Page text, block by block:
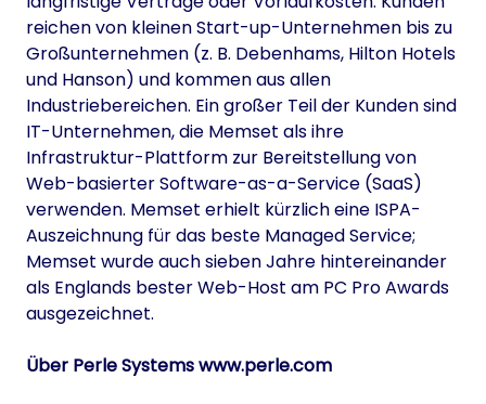
reichen von kleinen Start-up-Unternehmen bis zu
Großunternehmen (z. B. Debenhams, Hilton Hotels
und Hanson) und kommen aus allen
Industriebereichen. Ein großer Teil der Kunden sind
IT-Unternehmen, die Memset als ihre
Infrastruktur-Plattform zur Bereitstellung von
Web-basierter Software-as-a-Service (SaaS)
verwenden. Memset erhielt kürzlich eine ISPA-
Auszeichnung für das beste Managed Service;
Memset wurde auch sieben Jahre hintereinander
als Englands bester Web-Host am PC Pro Awards
ausgezeichnet.
Über Perle Systemswww.perle.com